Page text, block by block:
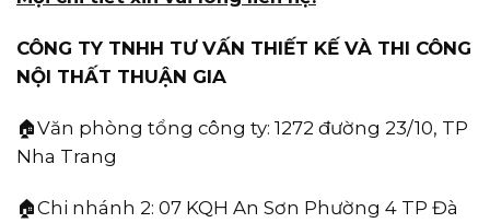
CÔNG TY TNHH TƯ VẤN THIẾT KẾ VÀ THI CÔNG
NỘI THẤT THUẬN GIA
🏠Văn phòng tổng công ty: 1272 đường 23/10, TP
Nha Trang
🏠Chi nhánh 2: 07 KQH An Sơn Phường 4 TP Đà